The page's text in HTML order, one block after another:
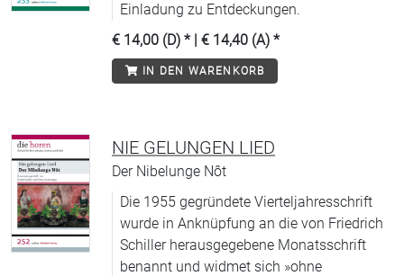
Einladung zu Entdeckungen.
€ 14,00 (D) * | € 14,40 (A) *
IN DEN WARENKORB
NIE GELUNGEN LIED
Der Nibelunge Nôt
Die 1955 gegründete Vierteljahresschrift
wurde in Anknüpfung an die von Friedrich
Schiller herausgegebene Monatsschrift
benannt und widmet sich »ohne